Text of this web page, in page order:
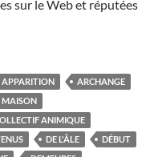
sur le Web et réputées
APPARITION
ARCHANGE
MAISON
ANIMIQUE
DE L'ÂLE
DÉBUT